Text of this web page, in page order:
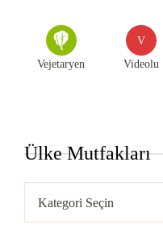
Vejetaryen
V
Videolu
Ülke Mutfakları
Mutfakları